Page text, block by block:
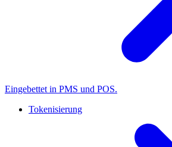
Eingebettet in PMS und POS.
Tokenisierung